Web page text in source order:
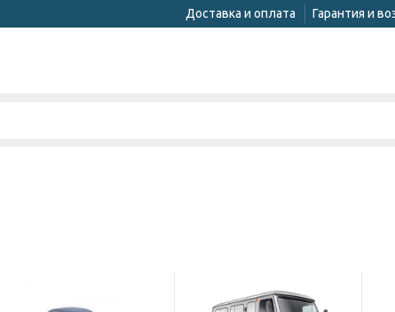
Доставка и оплата Гарантия и